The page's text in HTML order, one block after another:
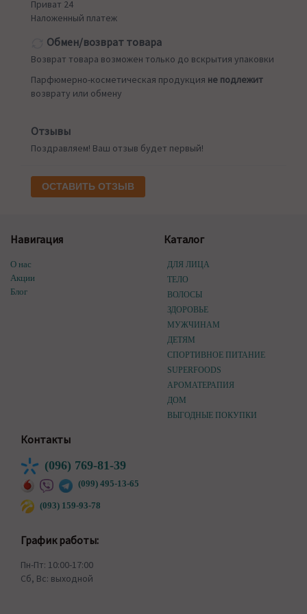
Приват 24
Наложенный платеж
Обмен/возврат товара
Возврат товара возможен только до вскрытия упаковки
Парфюмерно-косметическая продукция не подлежит
возврату или обмену
Отзывы
Поздравляем! Ваш отзыв будет первый!
ОСТАВИТЬ ОТЗЫВ
Навигация
О нас
Акции
Блог
Каталог
ДЛЯ ЛИЦА
ТЕЛО
ВОЛОСЫ
ЗДОРОВЬЕ
МУЖЧИНАМ
ДЕТЯМ
СПОРТИВНОЕ ПИТАНИЕ
SUPERFOODS
АРОМАТЕРАПИЯ
ДОМ
ВЫГОДНЫЕ ПОКУПКИ
Контакты
(096) 769-81-39
(099) 495-13-65
(093) 159-93-78
График работы:
Пн-Пт: 10:00-17:00
Сб, Вс: выходной